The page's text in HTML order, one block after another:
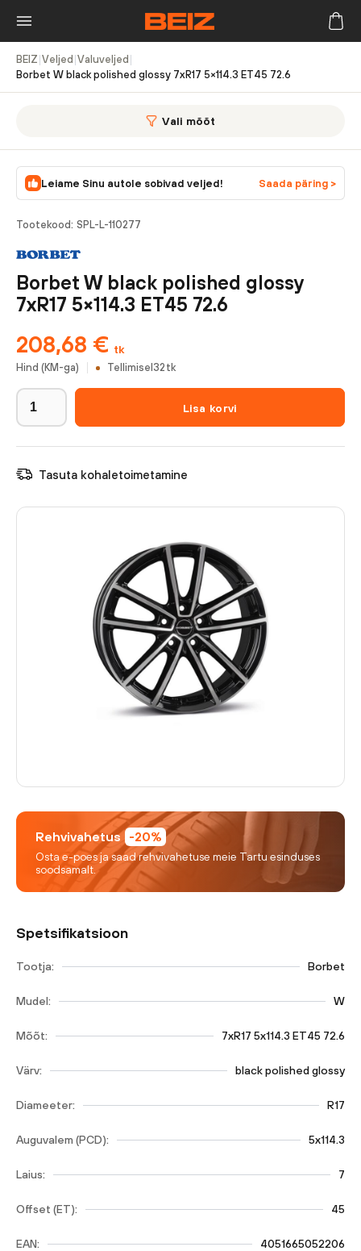
BEIZ Veljed Valuveljed
Borbet W black polished glossy 7xR17 5×114.3 ET45 72.6
Vali mõõt
Rehvivahetus -20%
Osta e-poes ja saad rehvivahetuse meie Tartu esinduses
soodsamalt.
Spetsifikatsioon
Tootja: Borbet
Mudel: W
Mõõt: 7xR17 5x114.3 ET45 72.6
Värv: black polished glossy
Diameeter: R17
Auguvalem (PCD): 5x114.3
Laius: 7
Offset (ET): 45
EAN: 4051665052206
Tootekood: SPL-L-110277
Borbet W black polished glossy
7xR17 5×114.3 ET45 72.6
208,68 € tk
Hind (KM-ga) Tellimisel 32 tk
Lisa korvi
Tasuta kohaletoimetamine
Leiame Sinu autole sobivad veljed! Saada päring >